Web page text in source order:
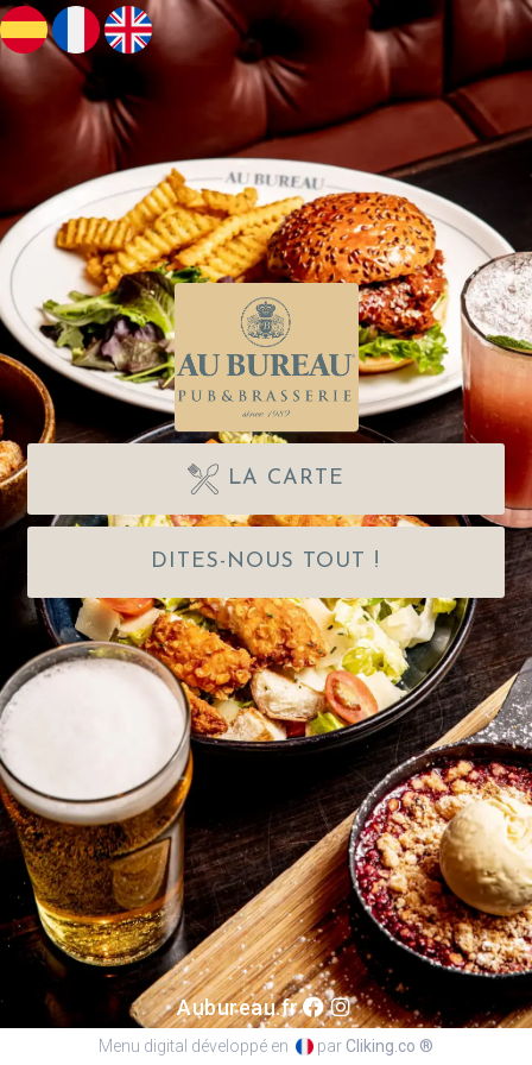
LA CARTE
DITES-NOUS TOUT !
Aubureau.fr
Menu digital développé en par Cliking.co ®